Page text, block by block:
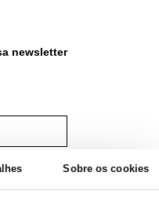
Sobre os cookies
newsletter
e deve ser mantido